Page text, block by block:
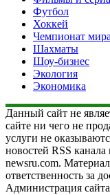
Футбол
Хоккей
Чемпионат
Шахматы
Шоу-бизнес
Экология
Экономика
Данный сайт не
сайте ни чего не
услуги не
новостей RSS
newsru.com.
ответственность за
Администрация сайта